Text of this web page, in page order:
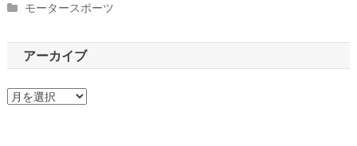
モータースポーツ
アーカイブ
ア